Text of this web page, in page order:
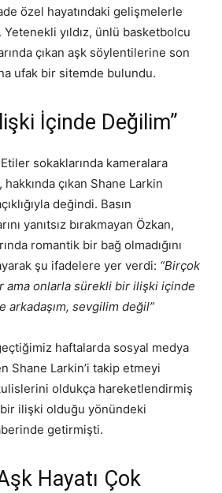
özel hayatındaki gelişmelerle
yıldız, ünlü basketbolcu
çıkan aşk söylentilerine son
ufak bir sitemde bulundu.
İçinde Değilim”
sokaklarında kameralara
çıkan Shane Larkin
değindi. Basın
yanıtsız bırakmayan Özkan,
romantik bir bağ olmadığını
şu ifadelere yer verdi: “Birçok
ama onlarla sürekli bir ilişki içinde
arkadaşım, sevgilim değil”
haftalarda sosyal medya
Shane Larkin’i takip etmeyi
oldukça hareketlendirmiş
ilişki olduğu yönündeki
getirmişti.
Aşk Hayatı Çok